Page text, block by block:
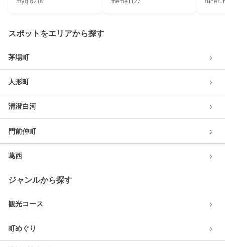
スポットをエリアから探す
茅場町 ›
人形町 ›
清澄白河 ›
門前仲町 ›
葛西 ›
ジャンルから探す
観光コース ›
町めぐり ›